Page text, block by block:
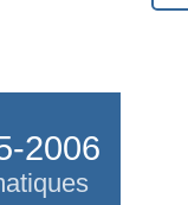
2006